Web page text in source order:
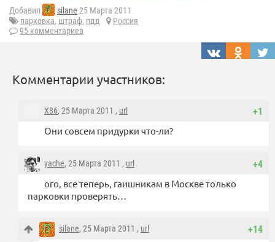
Добавил silane 25 Марта 2011
парковка, штраф, пдд
Россия
95 комментариев
Комментарии участников:
+1
X86, 25 Марта 2011 , url
Они совсем придурки что-ли?
+4
yache, 25 Марта 2011 , url
ого, все теперь, гаишникам в Москве только
парковки проверять…
+14
silane, 25 Марта 2011 , url